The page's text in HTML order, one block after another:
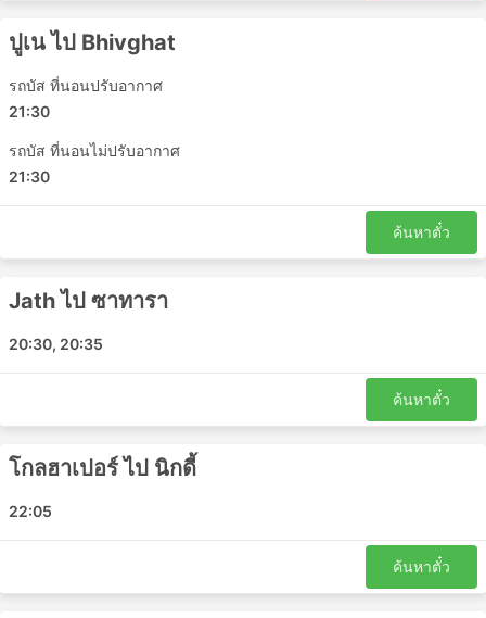
ให้คุณประหยัดค่าห้องพักในโรงแรมได้ แต่เพื่อให้แน่ใจว่าการ
เดินทางจะสะดวกสบายที่สุด ให้เลือกประเภทของรถบัสของ
คุณอย่างชาญฉลาด ราคาขึ้นอยู่กับระยะทางที่คุณนั่งและ
ประเภทของรถโค้ชเสมอ สำหรับการเดินทางระยะสั้นในบาง
เพราะจะช่วยประหยัดเวลาได้มากเป็น 2 เท่าเมื่อเทียบกับการ
เดินทางโดยรถบัสธรรมดา
ข้อดีของการเดินทางด้วยรถบัส
รถบัสเป็นทางเลือกที่ดีที่สุดในการเดินทางไปยังจุดหมาย
รถโดยสารมักครอบคลุมเกือบทั้งประเทศ และเส้นทาง
ของรถโดยสารประจำทางก็มีมาอย่างยาวนาน
ด้วยรถไฟในบางครั้ง การขึ้นรถประจำทางไม่จำเป็นต้อง
สำหรับสัมภาระเพิ่มเติมมักจะไม่สูงมากนัก ในกรณีที่มี
ปูเน ไป Bhivghat
รถบัส ที่นอนปรับอากาศ
21:30
รถบัส ที่นอนไม่ปรับอากาศ
21:30
ค้นหาตั๋ว
Jath ไป ซาทารา
20:30, 20:35
ค้นหาตั๋ว
โกลฮาเปอร์ ไป นิกดี้
22:05
ค้นหาตั๋ว